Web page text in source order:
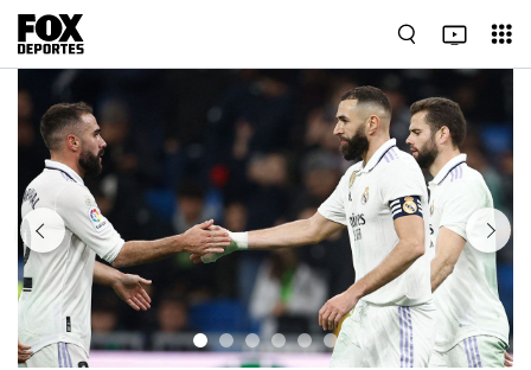
Previous Next